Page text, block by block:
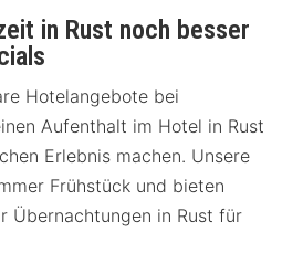
in Rust noch besser
Hotelangebote bei
Aufenthalt im Hotel in Rust
Erlebnis machen. Unsere
Frühstück und bieten
Übernachtungen in Rust für